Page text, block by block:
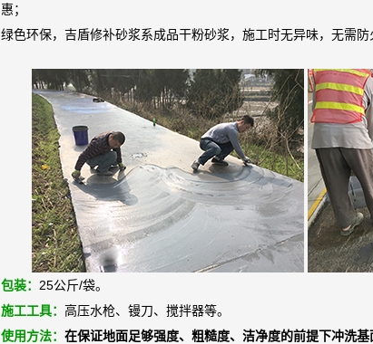
惠；
绿色环保，吉盾修补砂浆系成品干粉砂浆，施工时无异味，无需防
包装： 25公斤/袋。
施工工具： 高压水枪、镘刀、搅拌器等。
使用方法： 在保证地面足够强度、粗糙度、洁净度的前提下冲洗